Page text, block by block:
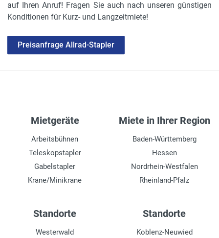
Seitenschieber
max. verfahrbare Last
Schaltung, 4 Gänge und Rückwärts
geschlossen
Fahrgeschwindigkeit max.
Wenderadius außen
auf Ihren Anruf! Fragen Sie auch nach unseren günstigen
Konditionen für Kurz- und Langzeitmiete!
Preisanfrage Allrad-Stapler
Mietgeräte
Arbeitsbühnen
Teleskopstapler
Gabelstapler
Krane/Minikrane
Miete in Ihrer Region
Baden-Württemberg
Hessen
Nordrhein-Westfalen
Rheinland-Pfalz
Standorte
Westerwald
Standorte
Koblenz-Neuwied